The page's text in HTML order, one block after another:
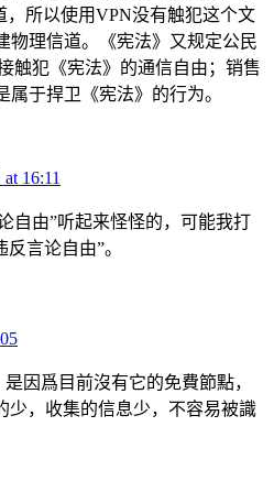
，所以使用VPN没有触犯这个文
物理信道。《宪法》又规定公民
触犯《宪法》的通信自由；销售
于捍卫《宪法》的行为。
16:11
自由”听起来怪怪的，可能我打
言论自由”。
因爲目前沒有它的免費節點，
少，收集的信息少，不容易被識